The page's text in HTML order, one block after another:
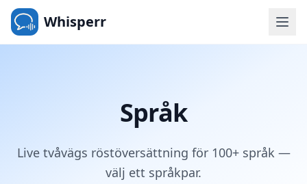
Whisperr
Språk
Live tvåvägs röstöversättning för 100+ språk —
välj ett språkpar.